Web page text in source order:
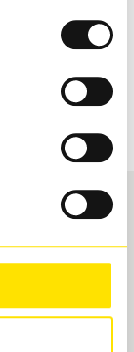
ut från
hos oss
i
eller